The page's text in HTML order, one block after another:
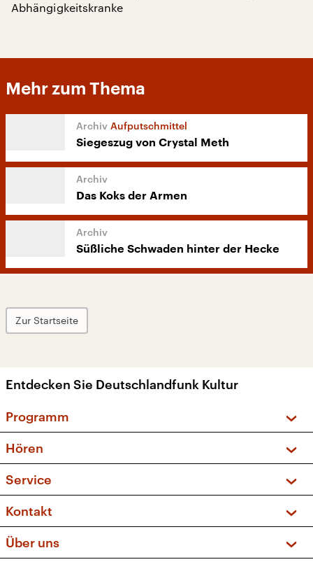
Abhängigkeitskranke
Mehr zum Thema
Aufputschmittel
Siegeszug von Crystal Meth
Das Koks der Armen
Süßliche Schwaden hinter der Hecke
Zur Startseite
Entdecken Sie Deutschlandfunk Kultur
Programm
Sendungen und Podcasts
Musikliste
Kakadu – Das Kinderprogramm
Hören
Frequenzen (UKW + DAB+)
Service
FAQ
Apps
Newsletter
Kontakt
Über uns